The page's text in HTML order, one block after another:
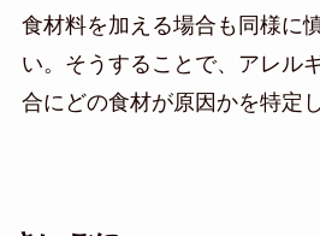
食材料を加える場合も同様に
い。そうすることで、アレル
合にどの食材が原因かを特定